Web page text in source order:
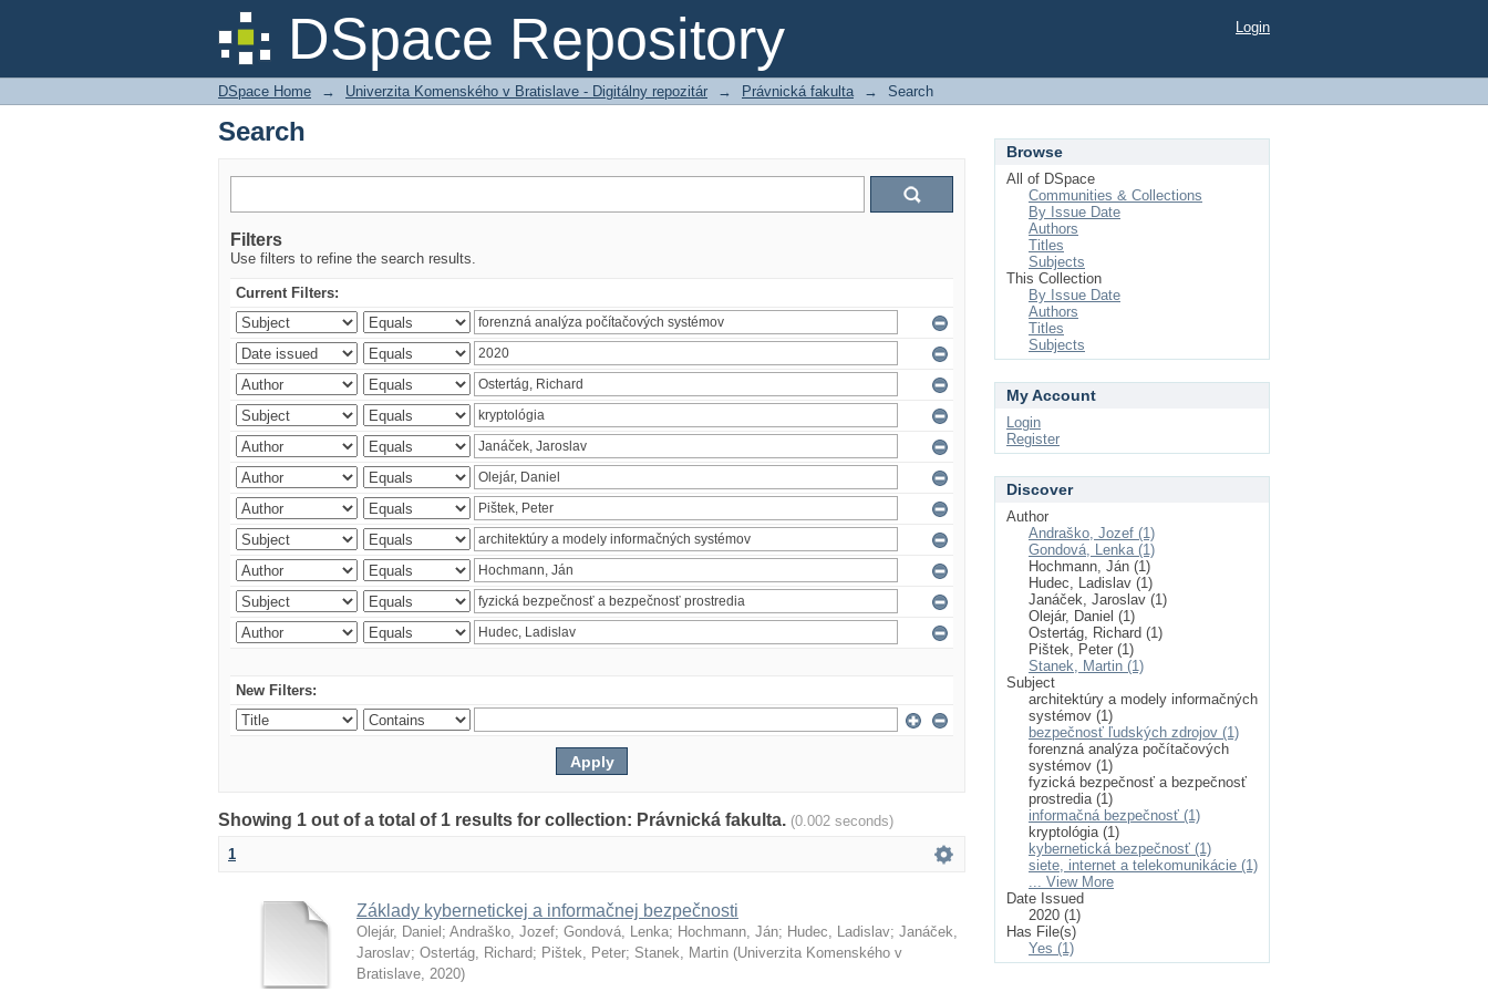
DSpace Repository
Search Login
DSpace Home → Univerzita Komenského v Bratislave - Digitálny repozitár → Právnická fakulta → Search
Search
Filters
Use filters to refine the search results.
Current Filters:
New Filters:
Showing 1 out of a total of 1 results for collection: Právnická fakulta. (0.002 seconds)
1
Základy kybernetickej a informačnej bezpečnosti
Olejár, Daniel ; Andraško, Jozef; Gondová, Lenka; Hochmann, Ján; Hudec, Ladislav; Janáček,
Jaroslav; Ostertág, Richard; Pištek, Peter; Stanek, Martin (Univerzita Komenského v
Bratislave, 2020)
Browse
All of DSpace
Communities & Collections
By Issue Date
Authors
Titles
Subjects
This Collection
By Issue Date
Authors
Titles
Subjects
My Account
Login
Register
Discover
Author
Andraško, Jozef (1)
Gondová, Lenka (1)
Hochmann, Ján (1)
Hudec, Ladislav (1)
Janáček, Jaroslav (1)
Olejár, Daniel (1)
Ostertág, Richard (1)
Pištek, Peter (1)
Stanek, Martin (1)
Subject
architektúry a modely informačných
systémov (1)
bezpečnosť ľudských zdrojov (1)
forenzná analýza počítačových
systémov (1)
fyzická bezpečnosť a bezpečnosť
prostredia (1)
informačná bezpečnosť (1)
kryptológia (1)
kybernetická bezpečnosť (1)
siete, internet a telekomunikácie (1)
... View More
Date Issued
2020 (1)
Has File(s)
Yes (1)